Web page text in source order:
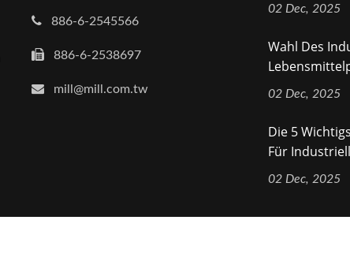
886-6-2545566
886-6-2538697
mill@mill.com.tw
02 Dec, 2025
Wahl Des
02 Dec, 2025
Die 5
Für
02 Dec, 2025